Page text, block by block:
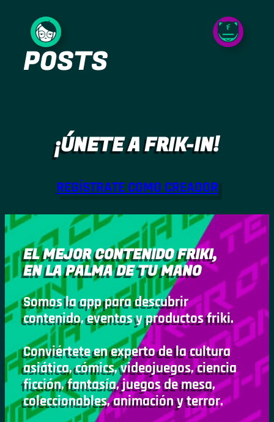
contenido
POSTS
¡ÚNETE A FRIK-IN!
REGÍSTRATE COMO CREADOR
EL MEJOR CONTENIDO FRIKI,
EN LA PALMA DE TU MANO
Somos la app para descubrir
contenido, eventos y productos friki.
Conviértete en experto de la cultura
asiática, cómics, videojuegos, ciencia
ficción, fantasía, juegos de mesa,
coleccionables, animación y terror.